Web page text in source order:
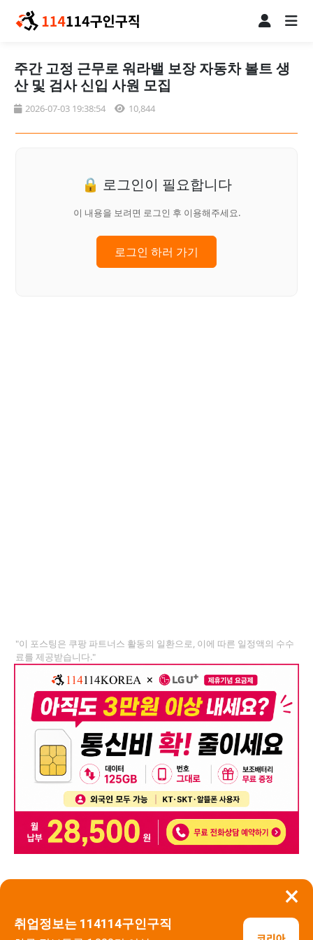
×
취업정보는 114114구인구직
주간 고정 근무로 워라밸 보장 자동차 볼트 생
산 및 검사 신입 사원 모집
2026-07-03 19:38:54 10,844
🔒 로그인이 필요합니다
이 내용을 보려면 로그인 후 이용해주세요.
로그인 하러 가기
"이 포스팅은 쿠팡 파트너스 활동의 일환으로, 이에 따른 일정액의 수수
료를 제공받습니다."